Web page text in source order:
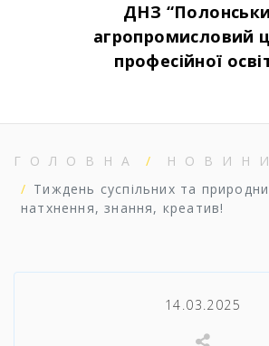
ДНЗ
агропромисловий
професійної
ГОЛОВНА
НОВИНИ
Тиждень суспільних та
натхнення, знання, креатив!
14.03.2025